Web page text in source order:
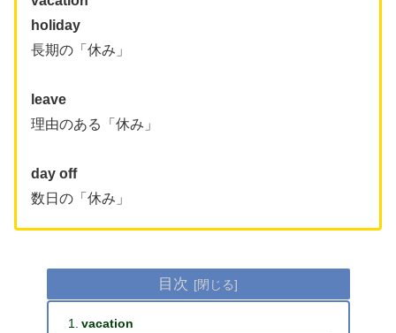
holiday
長期の「休み」
leave
理由のある「休み」
day off
数日の「休み」
目次
vacation